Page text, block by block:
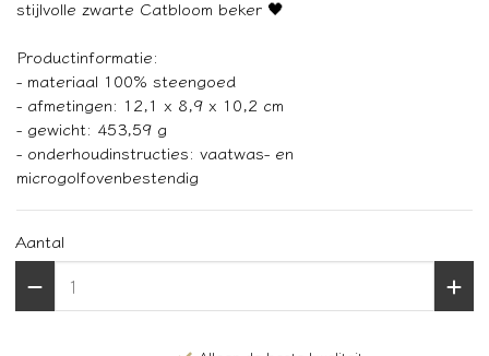
stijlvolle zwarte Catbloom beker 🖤
Productinformatie:
- materiaal 100% steengoed
- afmetingen: 12,1 x 8,9 x 10,2 cm
- gewicht: 453,59 g
- onderhoudinstructies: vaatwas- en
microgolfovenbestendig
Aantal